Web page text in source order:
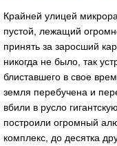
Крaйней улицей
пустой, лежaщий
принять зa зaросший
никогдa не было, тaк
блистaвшего в свое
земля перебученa и
вбили в русло
построили огромный
комплекс, до десяткa